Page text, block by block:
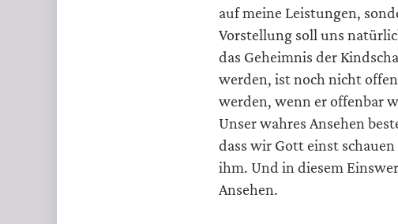
auf meine Leistungen,
Vorstellung soll uns
das Geheimnis der
werden, ist noch nicht
werden, wenn er offenbar
Unser wahres Ansehen
dass wir Gott einst
ihm. Und in diesem
Ansehen.